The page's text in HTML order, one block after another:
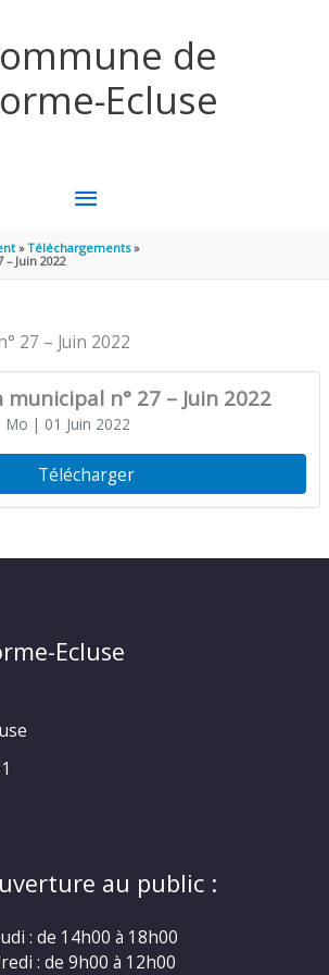
de
Ecluse
MENU
PRINCIPAL
Téléchargements
Juin 2022
27 – Juin 2022
municipal n° 27 – Juin 2022
| 01 Juin 2022
Télécharger
Ecluse
au public :
: de 14h00 à 18h00
: de 9h00 à 12h00